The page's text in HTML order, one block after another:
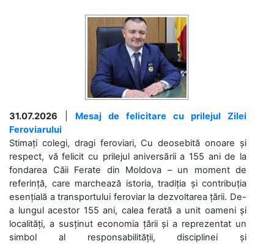
31.07.2026
Mesaj de felicitare cu prilejul Zilei
Feroviarului
Stimați colegi, dragi feroviari, Cu deosebită onoare și
respect, vă felicit cu prilejul aniversării a 155 ani de la
fondarea Căii Ferate din Moldova – un moment de
referință, care marchează istoria, tradiția și contribuția
esențială a transportului feroviar la dezvoltarea țării. De-
a lungul acestor 155 ani, calea ferată a unit oameni și
localități, a susținut economia țării și a reprezentat un
simbol al responsabilității, disciplinei și